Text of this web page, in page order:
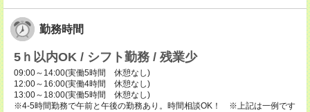
勤務時間
5ｈ以内OK / シフト勤務 / 残業少
09:00～14:00(実働5時間 休憩なし)
12:00～16:00(実働4時間 休憩なし)
13:00～18:00(実働5時間 休憩なし)
※4-5時間勤務で午前と午後の勤務あり。時間相談OK！ ※上記は一例です